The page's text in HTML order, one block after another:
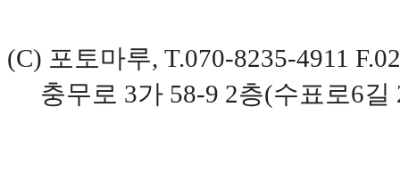
(C) 포토마루, T.070-8235-4911
충무로 3가 58-9 2층(수표로6